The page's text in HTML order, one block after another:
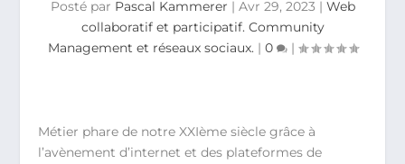
Posté par Pascal Kammerer | Avr 29, 2023 | Web
collaboratif et participatif. Community
Management et réseaux sociaux. | 0 |
Métier phare de notre XXIème siècle grâce à
l’avènement d’internet et des plateformes de